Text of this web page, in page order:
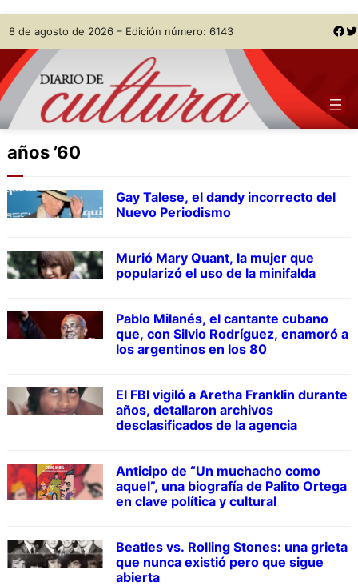
Skip
to
content
8 de agosto de 2026 – Edición número: 6143 Facebook Twitter
años ’60
Gay Talese, el dandy incorrecto del
Nuevo Periodismo
Murió Mary Quant, la mujer que
popularizó el uso de la minifalda
Pablo Milanés, el cantante cubano
que, con Silvio Rodríguez, enamoró a
los argentinos en los 80
El FBI vigiló a Aretha Franklin durante
años, detallaron archivos
desclasificados de la agencia
Anticipo de “Un muchacho como
aquel”, una biografía de Palito Ortega
en clave política y cultural
Beatles vs. Rolling Stones: una grieta
que nunca existió pero que sigue
abierta